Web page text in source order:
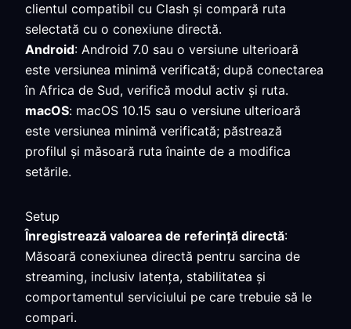
clientul compatibil cu Clash și compară ruta
selectată cu o conexiune directă.
Android: Android 7.0 sau o versiune ulterioară
este versiunea minimă verificată; după conectarea
în Africa de Sud, verifică modul activ și ruta.
macOS: macOS 10.15 sau o versiune ulterioară
este versiunea minimă verificată; păstrează
profilul și măsoară ruta înainte de a modifica
setările.
Setup
Înregistrează valoarea de referință directă:
Măsoară conexiunea directă pentru sarcina de
streaming, inclusiv latența, stabilitatea și
comportamentul serviciului pe care trebuie să le
compari.